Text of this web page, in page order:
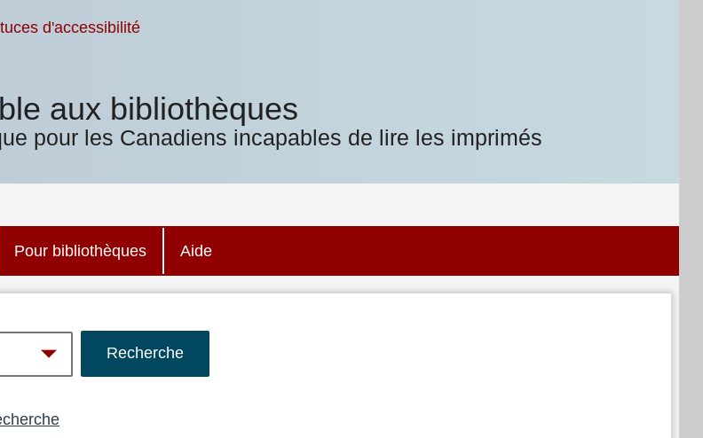
d'accessibilité
aux bibliothèques
pour les Canadiens incapables de lire les imprimés
Pour bibliothèques Aide